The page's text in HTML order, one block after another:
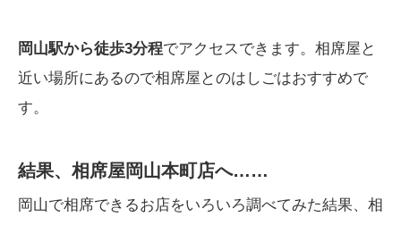
岡山駅から徒歩3分程でアクセスできます。相席屋と
近い場所にあるので相席屋とのはしごはおすすめで
す。
結果、相席屋岡山本町店へ……
岡山で相席できるお店をいろいろ調べてみた結果、相